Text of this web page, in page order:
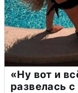
«Ну вот и
развелась